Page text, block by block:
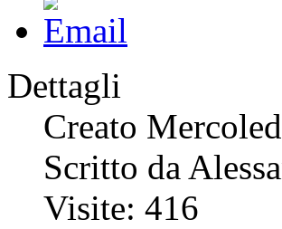
Dettagli
Creato
Scritto da
Visite: 416